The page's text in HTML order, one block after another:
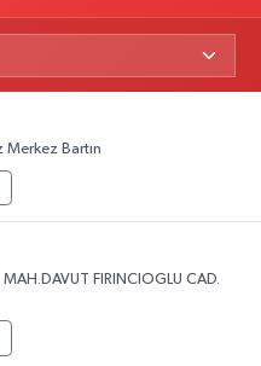
Bartın
MAH.DAVUT FIRINCIOGLU CAD.